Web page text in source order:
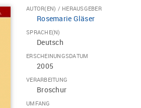
AUTOR(EN) / HERAUSGEBER
Rosemarie Gläser
SPRACHE(N)
Deutsch
ERSCHEINUNGSDATUM
2005
VERARBEITUNG
Broschur
UMFANG